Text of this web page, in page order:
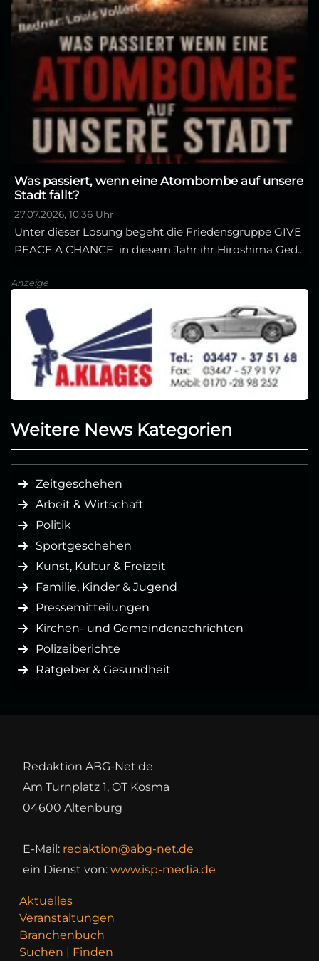
Was passiert, wenn eine Atombombe auf unsere
Stadt fällt?
27.07.2026, 10:36 Uhr
Unter dieser Losung begeht die Friedensgruppe GIVE
PEACE A CHANCE in diesem Jahr ihr Hiroshima Ged...
Anzeige
Weitere News Kategorien
Zeitgeschehen
Arbeit & Wirtschaft
Politik
Sportgeschehen
Kunst, Kultur & Freizeit
Familie, Kinder & Jugend
Pressemitteilungen
Kirchen- und Gemeindenachrichten
Polizeiberichte
Ratgeber & Gesundheit
Redaktion ABG-Net.de
Am Turnplatz 1, OT Kosma
04600 Altenburg
E-Mail: redaktion@abg-net.de
ein Dienst von: www.isp-media.de
Aktuelles
Veranstaltungen
Branchenbuch
Suchen | Finden